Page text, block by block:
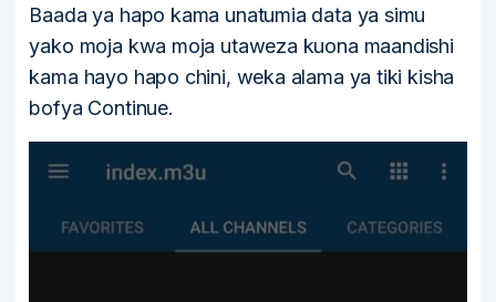
Baada ya hapo kama unatumia data ya simu
yako moja kwa moja utaweza kuona maandishi
kama hayo hapo chini, weka alama ya tiki kisha
bofya Continue.